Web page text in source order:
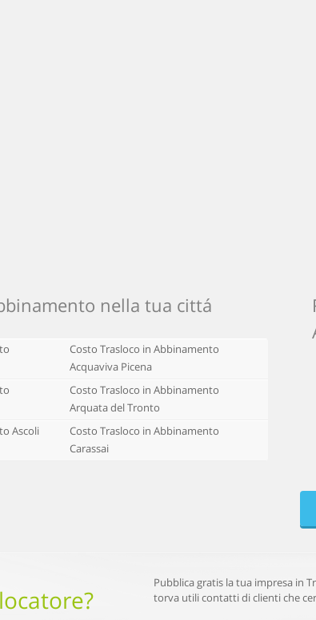
nella tua cittá
Costo Trasloco in Abbinamento
Acquaviva Picena
Costo Trasloco in Abbinamento
Arquata del Tronto
Ascoli
Costo Trasloco in Abbinamento
Carassai
?
Pubblica gratis la tua impresa in
torva utili contatti di clienti che